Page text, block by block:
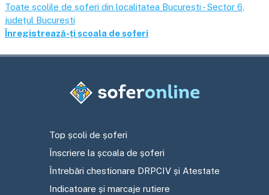
Toate școlile de șoferi din localitatea București - Sector 6
județul București
Înregistrează-ți școala de șoferi
Top școli de șoferi
Înscriere la școala de șoferi
Întrebări chestionare DRPCIV și Atestate
Indicatoare și marcaje rutiere